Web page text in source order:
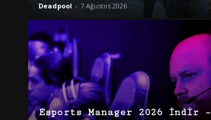
Deadpool - 7 Ağustos 2026
Esports Manager 2026 İndir –